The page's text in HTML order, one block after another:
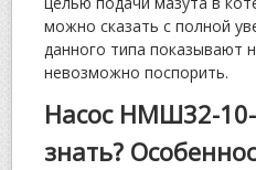
можно сказать с полной
данного типа показывают
невозможно поспорить.
Насос НМШ32-
знать?